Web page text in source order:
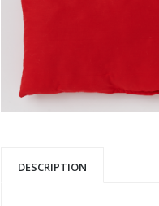
DESCRIPTION